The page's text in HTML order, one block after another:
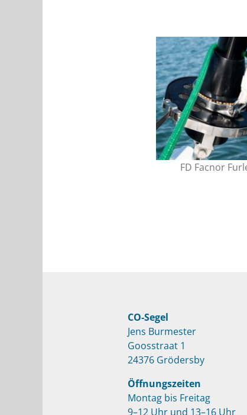
FD Facnor
CO-Segel
Jens Burmester
Goosstraat 1
24376 Grödersby
Öffnungszeiten
Montag bis Freitag
9–12 Uhr und 13–16 Uhr